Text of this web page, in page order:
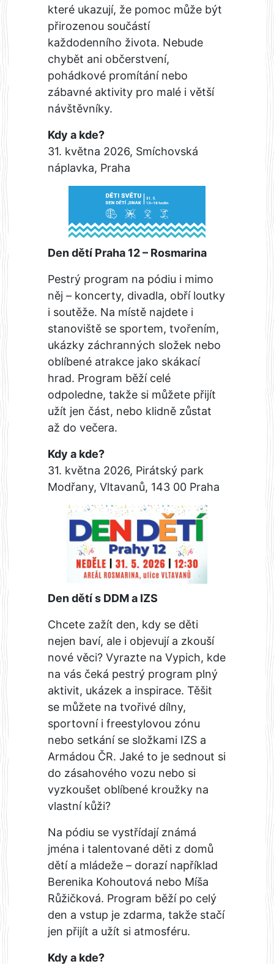
které ukazují, že pomoc může být
přirozenou součástí
každodenního života. Nebude
chybět ani občerstvení,
pohádkové promítání nebo
zábavné aktivity pro malé i větší
návštěvníky.
Kdy a kde?
31. května 2026, Smíchovská
náplavka, Praha
Den dětí Praha 12 – Rosmarina
Pestrý program na pódiu i mimo
něj – koncerty, divadla, obří loutky
i soutěže. Na místě najdete i
stanoviště se sportem, tvořením,
ukázky záchranných složek nebo
oblíbené atrakce jako skákací
hrad. Program běží celé
odpoledne, takže si můžete přijít
užít jen část, nebo klidně zůstat
až do večera.
Kdy a kde?
31. května 2026, Pirátský park
Modřany, Vltavanů, 143 00 Praha
Den dětí s DDM a IZS
Chcete zažít den, kdy se děti
nejen baví, ale i objevují a zkouší
nové věci? Vyrazte na Vypich, kde
na vás čeká pestrý program plný
aktivit, ukázek a inspirace. Těšit
se můžete na tvořivé dílny,
sportovní i freestylovou zónu
nebo setkání se složkami IZS a
Armádou ČR. Jaké to je sednout si
do zásahového vozu nebo si
vyzkoušet oblíbené kroužky na
vlastní kůži?
Na pódiu se vystřídají známá
jména i talentované děti z domů
dětí a mládeže – dorazí například
Berenika Kohoutová nebo Míša
Růžičková. Program běží po celý
den a vstup je zdarma, takže stačí
jen přijít a užít si atmosféru.
Kdy a kde?